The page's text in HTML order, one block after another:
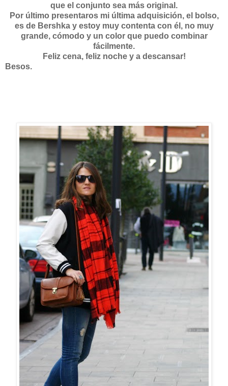
que el conjunto sea más original.
Por último presentaros mi última adquisición, el bolso,
es de Bershka y estoy muy contenta con él, no muy
grande, cómodo y un color que puedo combinar
fácilmente.
Feliz cena, feliz noche y a descansar!
Besos.